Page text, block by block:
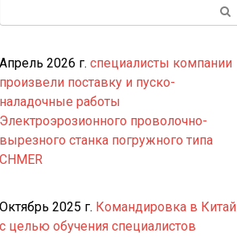
Апрель 2026 г. специалисты компании
произвели поставку и пуско-
наладочные работы
Электроэрозионного проволочно-
вырезного станка погружного типа
CHMER
Октябрь 2025 г. Командировка в Китай
с целью обучения специалистов